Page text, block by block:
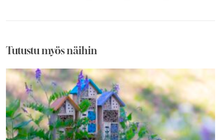
Tutustu myös näihin